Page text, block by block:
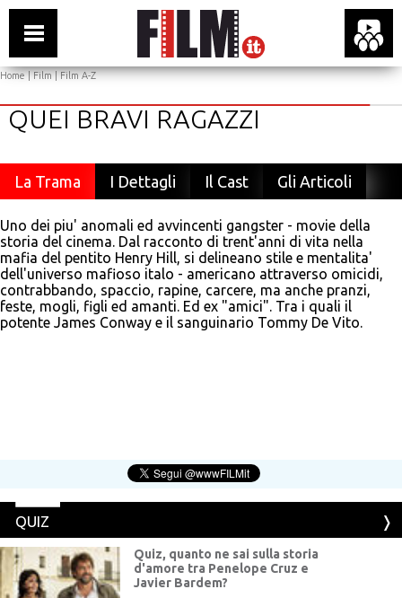
Home|Film|Film A-Z
QUEI BRAVI RAGAZZI
La Trama I Dettagli Il Cast Gli Articoli
Uno dei piu' anomali ed avvincenti gangster - movie della
storia del cinema. Dal racconto di trent'anni di vita nella
mafia del pentito Henry Hill, si delineano stile e mentalita'
dell'universo mafioso italo - americano attraverso omicidi,
contrabbando, spaccio, rapine, carcere, ma anche pranzi,
feste, mogli, figli ed amanti. Ed ex "amici". Tra i quali il
potente James Conway e il sanguinario Tommy De Vito.
QUIZ
Quiz, quanto ne sai sulla storia
d'amore tra Penelope Cruz e
Javier Bardem?